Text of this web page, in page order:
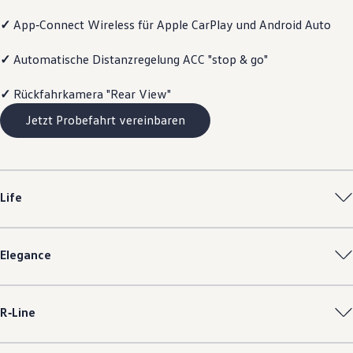
Lifestyle
Familie
Elektromobilität
Pannen- und Unfallhilfe
Volkswagen Kundenbetreuung
✓ App‑Connect Wireless für Apple CarPlay und Android Auto
✓ Automatische Distanzregelung ACC "stop & go"
✓ Rückfahrkamera "Rear View"
Jetzt Probefahrt vereinbaren
Life
Elegance
R‑Line